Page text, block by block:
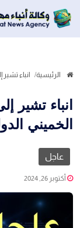
الرئيسية انباء
انباء
الخميني
عاجل
أكتوبر 26, 2024